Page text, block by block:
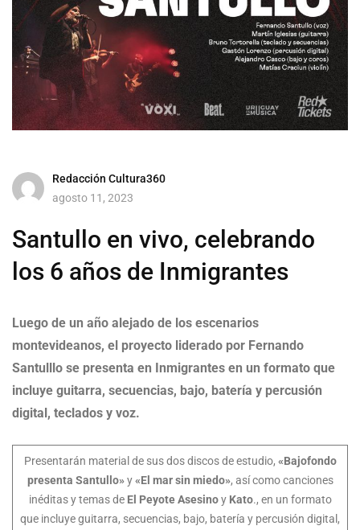
Redacción Cultura360
agosto 11, 2023
Santullo en vivo, celebrando
los 6 años de Inmigrantes
Luego de un año alejado de los escenarios
montevideanos, el proyecto liderado por Fernando
Santulllo se presenta en Inmigrantes en un formato que
incluye guitarra, secuencias, bajo, batería y percusión
digital, teclados y voz.
Presentarán material de sus dos discos de estudio, «Bajofondo
presenta Santullo»y«El mar sin miedo», así como canciones
inéditas y temas de El Peyote Asesinoy Kato., en un formato
que incluye guitarra, secuencias, bajo, batería y percusión digital,